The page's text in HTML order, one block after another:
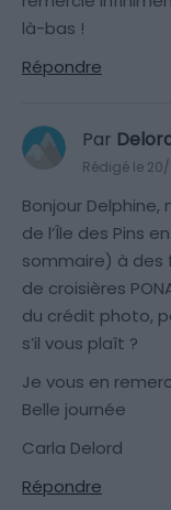
là-bas !
Répondre
Par
Rédigé le 20/
Bonjour
de l’Île des Pins
sommaire) à des
de croisières
du crédit photo,
s’il vous plaît ?
Je vous en
Belle journée
Carla Delord
Répondre